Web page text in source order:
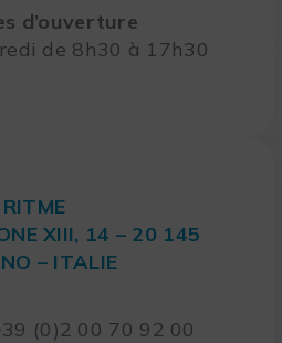
d’ouverture
de 8h30 à 17h30
RITME
XIII, 14 – 20 145
– ITALIE
(0)2 00 70 92 00